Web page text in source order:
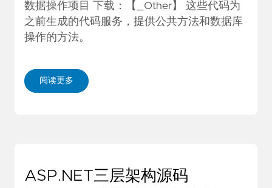
数据操作项目 下载：【_Other】 这些代码为
之前生成的代码服务，提供公共方法和数据库
操作的方法。
阅读更多
ASP.NET三层架构源码